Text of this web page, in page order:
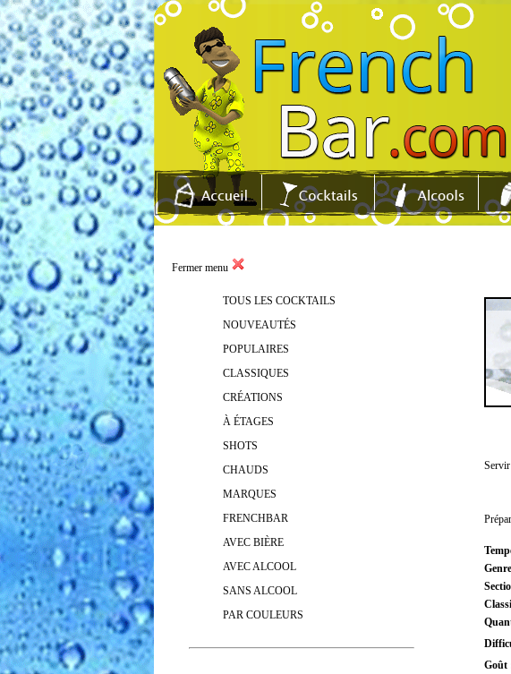
Fermer menu
TOUS LES COCKTAILS
NOUVEAUTÉS
POPULAIRES
CLASSIQUES
CRÉATIONS
À ÉTAGES
SHOTS
CHAUDS
MARQUES
FRENCHBAR
AVEC BIÈRE
AVEC ALCOOL
SANS ALCOOL
PAR COULEURS
Goût